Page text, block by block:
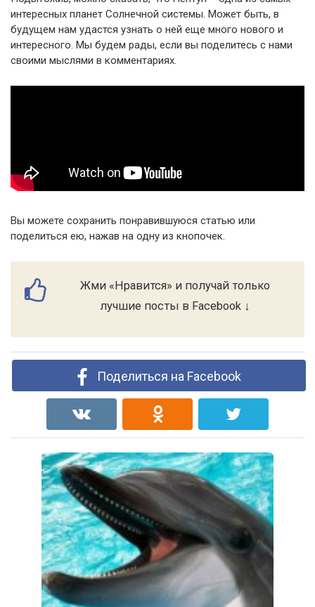
интересных планет Солнечной системы. Может быть, в
будущем нам удастся узнать о ней еще много нового и
интересного. Мы будем рады, если вы поделитесь с нами
своими мыслями в комментариях.
Вы можете сохранить понравившуюся статью или
поделиться ею, нажав на одну из кнопочек.
Жми «Нравится» и получай только
лучшие посты в Facebook ↓
Поделиться на Facebook